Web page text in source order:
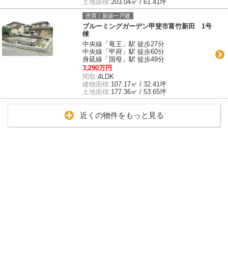
土地面積:203.04㎡ / 61.41坪
売買｜新築一戸建
ブルーミングガーデン甲斐市富竹新田 1号
棟
中央線「竜王」駅 徒歩27分
中央線「甲府」駅 徒歩60分
身延線「国母」駅 徒歩49分
3,290万円
間取:4LDK
建物面積:107.17㎡ / 32.41坪
土地面積:177.36㎡ / 53.65坪
近くの物件をもっと見る